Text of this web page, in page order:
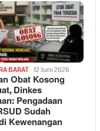
BARAT 12 Juni 2026
Obat Kosong
Dinkes
Pengadaan
Sudah
Kewenangan